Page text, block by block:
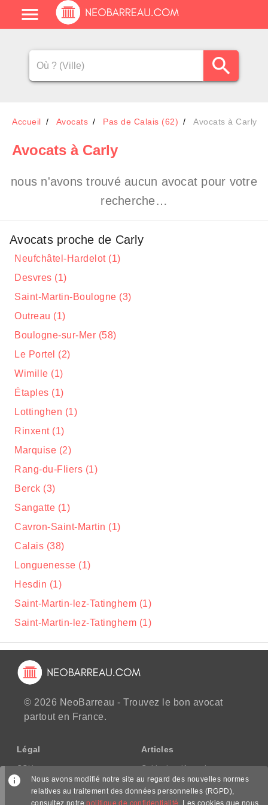
Accueil Avocats Pas de Calais (62) Avocats à Carly
Avocats à Carly
nous n'avons trouvé aucun avocat pour votre
recherche…
Avocats proche de Carly
Neufchâtel-Hardelot (1)
Desvres (1)
Saint-Martin-Boulogne (3)
Outreau (1)
Boulogne-sur-Mer (58)
Le Portel (2)
Wimille (1)
Étaples (1)
Lottinghen (1)
Rinxent (1)
Marquise (2)
Rang-du-Fliers (1)
Berck (3)
Sangatte (1)
Cavron-Saint-Martin (1)
Calais (38)
Longuenesse (1)
Hesdin (1)
Saint-Martin-lez-Tatinghem (1)
Saint-Martin-lez-Tatinghem (1)
© 2026 NeoBarreau - Trouvez le bon avocat
partout en France.
Légal
CGU
CGV/CPPS
Articles
Guide des démarches
Nous avons modifié notre site au regard des nouvelles normes
relatives au traitement des données personnelles (RGPD),
consultez notrepolitique de confidentialité . Les cookies que nous